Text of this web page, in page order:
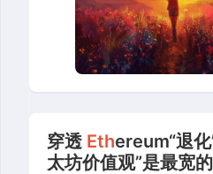
穿透 Ethereum“退
太坊价值观”是最宽